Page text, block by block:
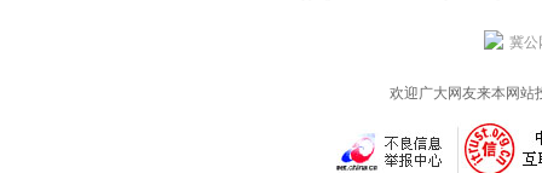
冀公
欢迎广大网友来本网站